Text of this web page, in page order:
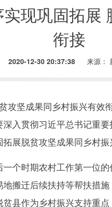
现巩固拓展
衔接
2020-12-30 20:37:38 来源：
坚成果同乡村振兴有效
入贯彻习近平总书记重
展脱贫攻坚成果同乡村
时期农村工作第一位
搬迁后续扶持等帮扶措
县作为乡村振兴支持重